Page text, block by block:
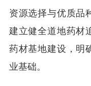
资源选择与优质品
建立健全道地药材
药材基地建设，明
业基础。